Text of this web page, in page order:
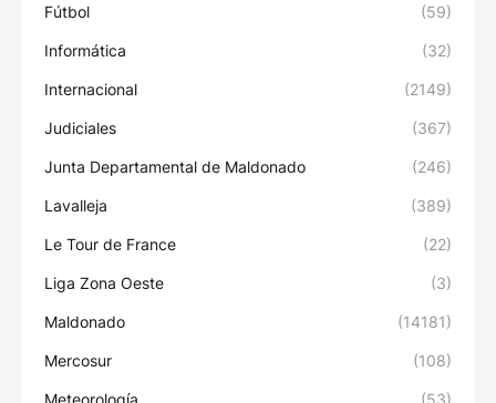
Fútbol (59)
Informática (32)
Internacional (2149)
Judiciales (367)
Junta Departamental de Maldonado (246)
Lavalleja (389)
Le Tour de France (22)
Liga Zona Oeste (3)
Maldonado (14181)
Mercosur (108)
Meteorología (53)